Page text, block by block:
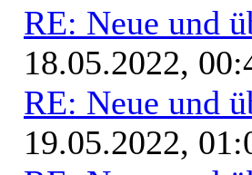
RE: Neue und
18.05.2022,
RE: Neue und
19.05.2022,